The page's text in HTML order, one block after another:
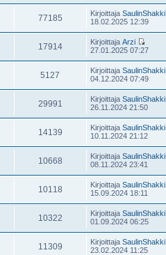
77185 KirjoittajaSaulinShakki
18.02.2025 12:39
17914 KirjoittajaArzi
27.01.2025 07:27
5127 KirjoittajaSaulinShakki
04.12.2024 07:49
29991 KirjoittajaSaulinShakki
26.11.2024 21:50
14139 KirjoittajaSaulinShakki
10.11.2024 21:12
10668 KirjoittajaSaulinShakki
08.11.2024 23:41
10118 KirjoittajaSaulinShakki
15.09.2024 18:11
10322 KirjoittajaSaulinShakki
01.09.2024 06:25
11309 KirjoittajaSaulinShakki
23.02.2024 11:25